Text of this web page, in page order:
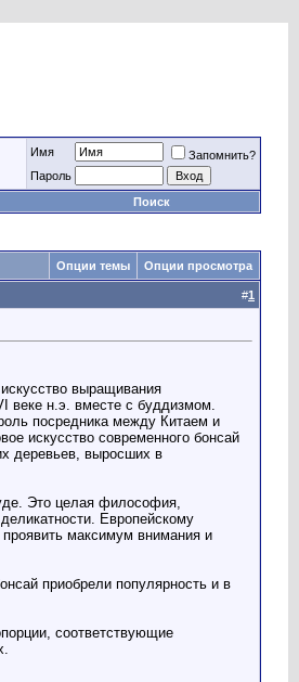
Имя
Запомнить?
Пароль
Поиск
Опции темы Опции просмотра
#1
выращивания
веке н.э. вместе с буддизмом.
посредника между Китаем и
искусство современного бонсай
деревьев, выросших в
Это целая философия,
Европейскому
максимум внимания и
приобрели популярность и в
соответствующие